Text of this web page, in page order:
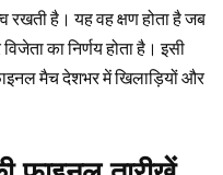
रखती है। यह वह क्षण होता है जब
का निर्णय होता है। इसी
मैच देशभर में खिलाड़ियों और